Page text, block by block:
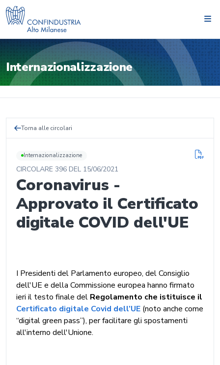
Internazionalizzazione
Torna alle circolari
Internazionalizzazione
CIRCOLARE 396 DEL 15/06/2021
Coronavirus -
Approvato il Certificato
digitale COVID dell'UE
I Presidenti del Parlamento europeo, del Consiglio
dell'UE e della Commissione europea hanno firmato
ieri il testo finale del Regolamento che istituisce il
Certificato digitale Covid dell’UE (noto anche come
“digital green pass”), per facilitare gli spostamenti
all'interno dell'Unione.